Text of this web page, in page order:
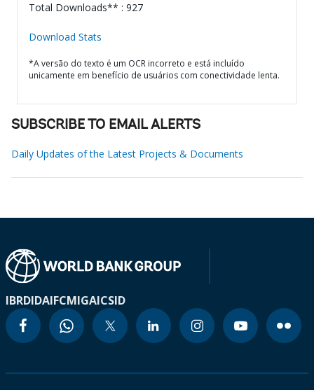
Total Downloads** : 927
Download Stats
*A versão do texto é um OCR incorreto e está incluído
unicamente em benefício de usuários com conectividade lenta.
SUBSCRIBE TO EMAIL ALERTS
Daily Updates of the Latest Projects & Documents
IBRDIDAIFCMIGAICSID